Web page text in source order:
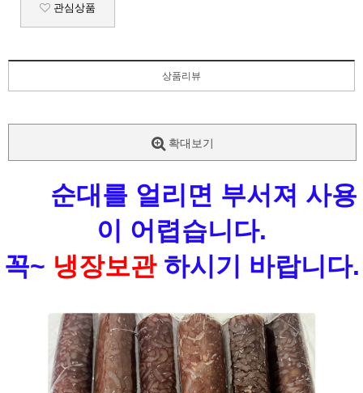
관심상품
상품리뷰
확대보기
순대를 얼리면 부서져 사용
이 어렵습니다.
꼭~ 냉장보관하시기 바랍니다.